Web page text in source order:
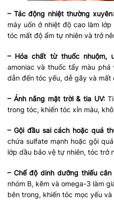
– Tác động nhiệt thường xuyên
máy uốn ở nhiệt độ cao làm
tóc mất độ ẩm tự nhiên và trở
– Hóa chất từ thuốc nhuộm,
amoniac và thuốc tẩy màu
dẫn đến tóc yếu, dễ gãy và mất
– Ánh nắng mặt trời & tia UV:
trong tóc, khiến tóc xỉn màu,
– Gội đầu sai cách hoặc quá
chứa sulfate mạnh hoặc gội
lớp dầu bảo vệ tự nhiên, tóc trở
– Chế độ dinh dưỡng thiếu cân
nhóm B, kẽm và omega-3 làm
bên trong, khiến tóc mọc yếu